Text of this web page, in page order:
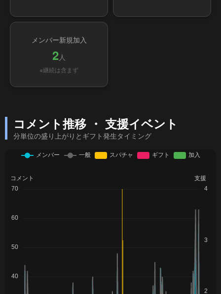
メンバー新規加入
2人
※継続は含まず
コメント推移 ・ 支援イベント
分単位の盛り上がりとギフト発生タイミング